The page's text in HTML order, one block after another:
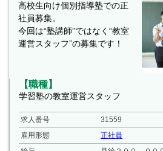
高校生向け個別指導塾での正
社員募集。
今回は“塾講師”ではなく“教室
運営スタッフ”の募集です！
【職種】
学習塾の教室運営スタッフ
求人番号
31559
雇用形態
正社員